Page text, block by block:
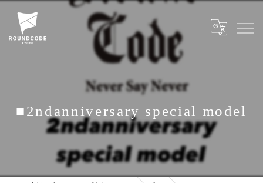
■2ndanniversary special model